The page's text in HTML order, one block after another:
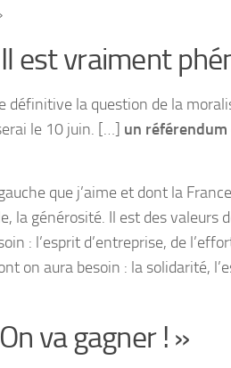
est vraiment
définitive la question de la
le 10 juin. […] un
que j’aime et dont la
la générosité. Il est des valeurs
: l’esprit d’entreprise, de
on aura besoin : la solidarité,
va gagner ! »